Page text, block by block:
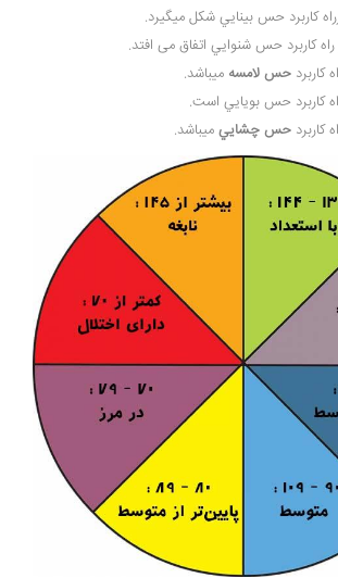
حس لامسه میباشد.
حس چشايي میباشد.